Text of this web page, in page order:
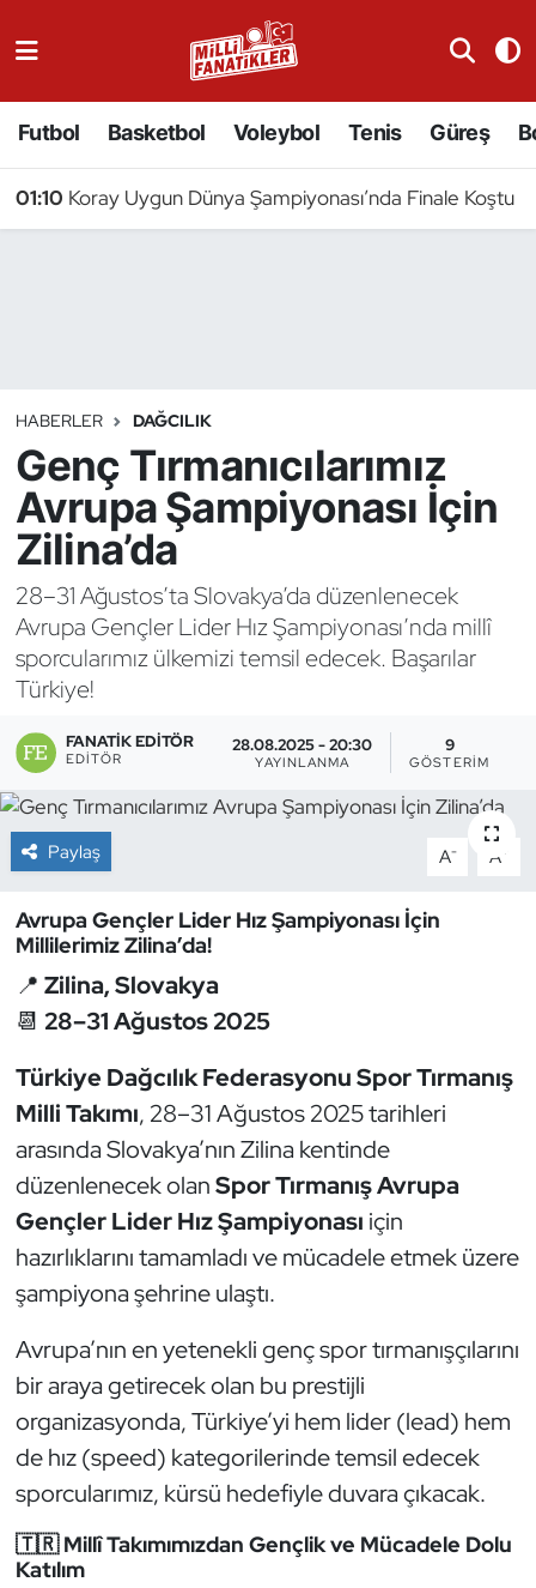
Futbol Basketbol Voleybol Tenis Güreş
01:10 Koray Uygun Dünya Şampiyonası’nda Finale Koştu
HABERLER DAĞCILIK
Genç Tırmanıcılarımız
Avrupa Şampiyonası İçin
Zilina’da
28–31 Ağustos’ta Slovakya’da düzenlenecek
Avrupa Gençler Lider Hız Şampiyonası’nda millî
sporcularımız ülkemizi temsil edecek. Başarılar
Türkiye!
FANATIK EDITÖR
EDITÖR
28.08.2025 - 20:30
YAYINLANMA
9
GÖSTERIM
Paylaş A- A +
Avrupa Gençler Lider Hız Şampiyonası İçin
Millilerimiz Zilina’da!
📍 Zilina, Slovakya
📆 28–31 Ağustos 2025
Türkiye Dağcılık Federasyonu Spor Tırmanış
Milli Takımı, 28–31 Ağustos 2025 tarihleri
arasında Slovakya’nın Zilina kentinde
düzenlenecek olanSpor Tırmanış Avrupa
Gençler Lider Hız Şampiyonası için
hazırlıklarını tamamladı ve mücadele etmek üzere
şampiyona şehrine ulaştı.
Avrupa’nın en yetenekli genç spor tırmanışçılarını
bir araya getirecek olan bu prestijli
organizasyonda, Türkiye’yi hem lider (lead) hem
de hız (speed) kategorilerinde temsil edecek
sporcularımız, kürsü hedefiyle duvara çıkacak.
🇹🇷 Millî Takımımızdan Gençlik ve Mücadele Dolu
Katılım
Badminton
Binicilik
Bisiklet
Bocce Bowling Dart
Boks
Briç
Buz Hokeyi
Buz Pateni
Cimnastik
Curling
Dağcılık
Dans Sporları
Dövüş Sanatı
E-Spor
Eskrim
Futbol
Futsal
Genel
Golf